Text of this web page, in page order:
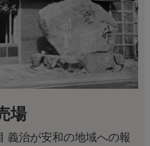
場
義治が安和の地域への報